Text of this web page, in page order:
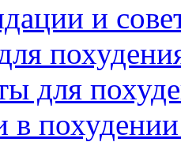
и
для
в